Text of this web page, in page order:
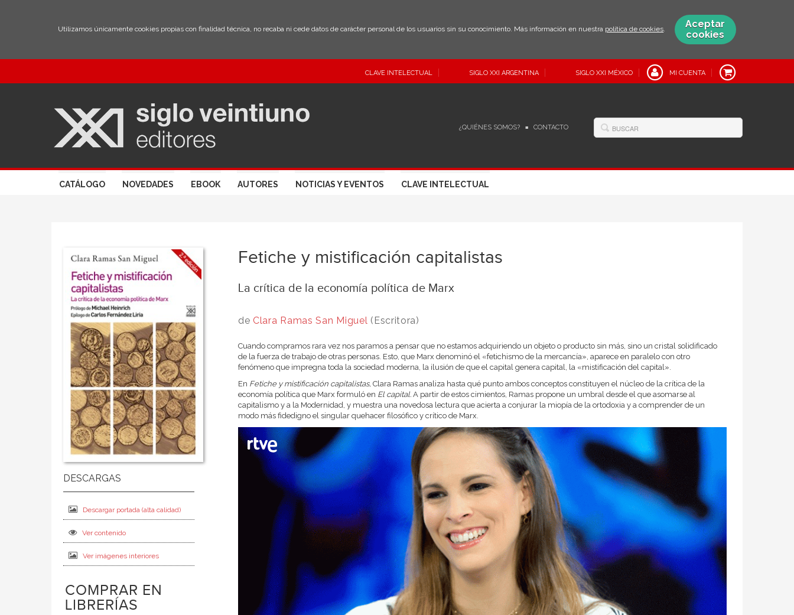
Utilizamos únicamente cookies propias con finalidad técnica, no recaba ni cede datos de carácter personal de los usuarios sin su conocimiento. Más información en nuestra política de cookies.
Aceptar
cookies
CLAVE INTELECTUAL SIGLO XXI ARGENTINA SIGLO XXI MÉXICO MI CUENTA
¿QUIÉNES SOMOS? CONTACTO
CATÁLOGO NOVEDADES EBOOK AUTORES NOTICIAS Y EVENTOS CLAVE INTELECTUAL
Descargar portada (alta calidad)
Ver contenido
Ver imágenes interiores
COMPRAR EN
LIBRERÍAS
Fetiche y mistificación capitalistas
La crítica de la economía política de Marx
de Clara Ramas San Miguel (Escritora)
Cuando compramos rara vez nos paramos a pensar que no estamos adquiriendo un objeto o producto sin más, sino un cristal solidificado
de la fuerza de trabajo de otras personas. Esto, que Marx denominó el «fetichismo de la mercancía», aparece en paralelo con otro
fenómeno que impregna toda la sociedad moderna, la ilusión de que el capital genera capital, la «mistificación del capital».
En Fetiche y mistificación capitalistas, Clara Ramas analiza hasta qué punto ambos conceptos constituyen el núcleo de la crítica de la
economía política que Marx formuló en El capital.A partir de estos cimientos, Ramas propone un umbral desde el que asomarse al
capitalismo y a la Modernidad, y muestra una novedosa lectura que acierta a conjurar la miopía de la ortodoxia y a comprender de un
modo más fidedigno el singular quehacer filosófico y crítico de Marx.